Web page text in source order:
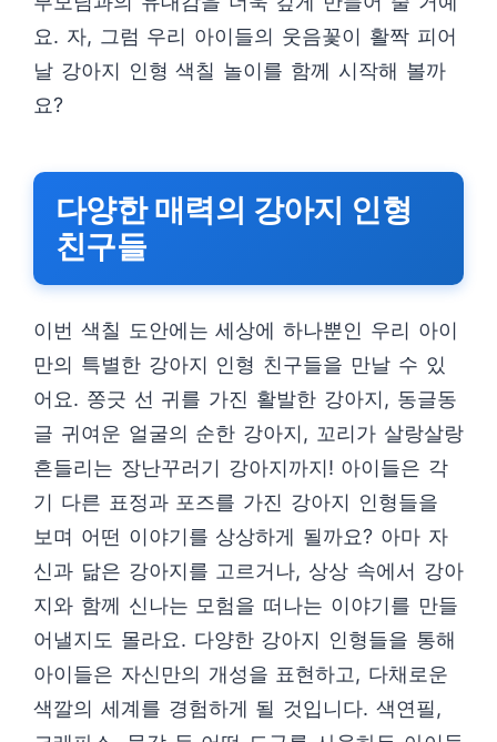
요. 자, 그럼 우리 아이들의 웃음꽃이 활짝 피어
날 강아지 인형 색칠 놀이를 함께 시작해 볼까
요?
다양한 매력의 강아지 인형
친구들
이번 색칠 도안에는 세상에 하나뿐인 우리 아이
만의 특별한 강아지 인형 친구들을 만날 수 있
어요. 쫑긋 선 귀를 가진 활발한 강아지, 동글동
글 귀여운 얼굴의 순한 강아지, 꼬리가 살랑살랑
흔들리는 장난꾸러기 강아지까지! 아이들은 각
기 다른 표정과 포즈를 가진 강아지 인형들을
보며 어떤 이야기를 상상하게 될까요? 아마 자
신과 닮은 강아지를 고르거나, 상상 속에서 강아
지와 함께 신나는 모험을 떠나는 이야기를 만들
어낼지도 몰라요. 다양한 강아지 인형들을 통해
아이들은 자신만의 개성을 표현하고, 다채로운
색깔의 세계를 경험하게 될 것입니다. 색연필,